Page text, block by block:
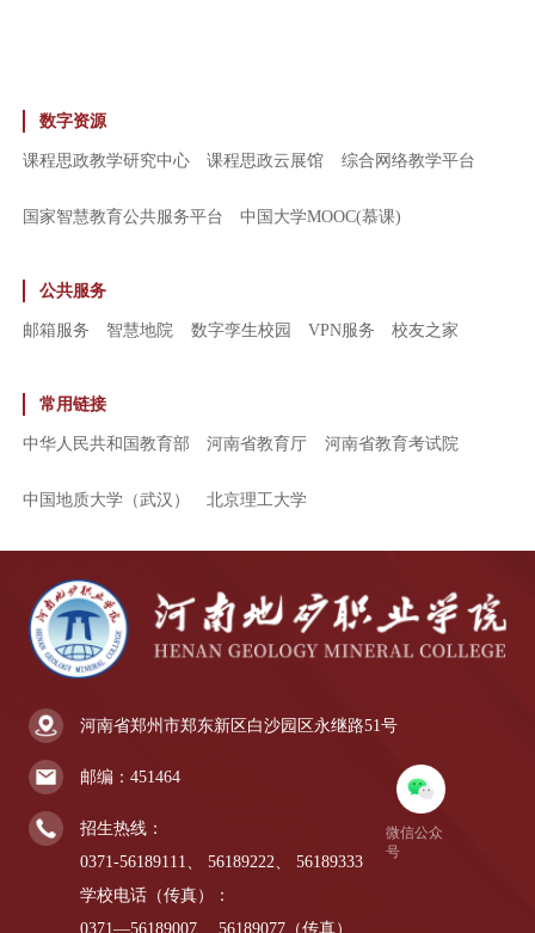
河南省郑州市郑东新区白沙园区永继路51号
邮编：451464
招生热线：
0371-56189111、
56189222、
56189333
学校电话（传真）：
0371—56189007、
56189077（传真）
数字资源
课程思政教学研究中心 课程思政云展馆 综合网络教学平台
国家智慧教育公共服务平台 中国大学MOOC(慕课)
公共服务
邮箱服务 智慧地院 数字孪生校园 VPN服务 校友之家
常用链接
中华人民共和国教育部 河南省教育厅 河南省教育考试院
中国地质大学（武汉） 北京理工大学
微信公众
号